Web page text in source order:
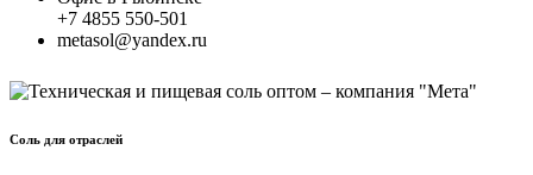
+7 4855 550-501
metasol@yandex.ru
Соль для отраслей